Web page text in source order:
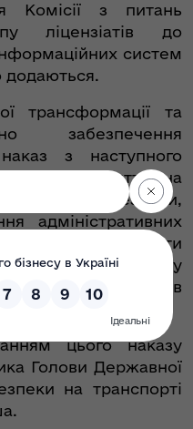
Комісії з питань
ліцензіатів до
систем
додаються.
трансформації та
забезпечення
з наступного
його прийняття на
Укртрансбезпеки,
адміністративних
надіслати
на електронну
що міститься в
цього наказу
Голови Державної
на транспорті